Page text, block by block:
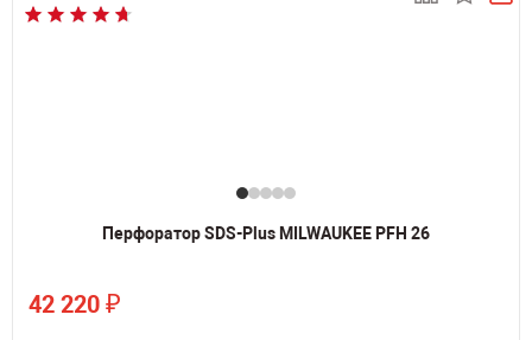
Перфоратор SDS-Plus MILWAUKEE PFH 26
42 220 ₽